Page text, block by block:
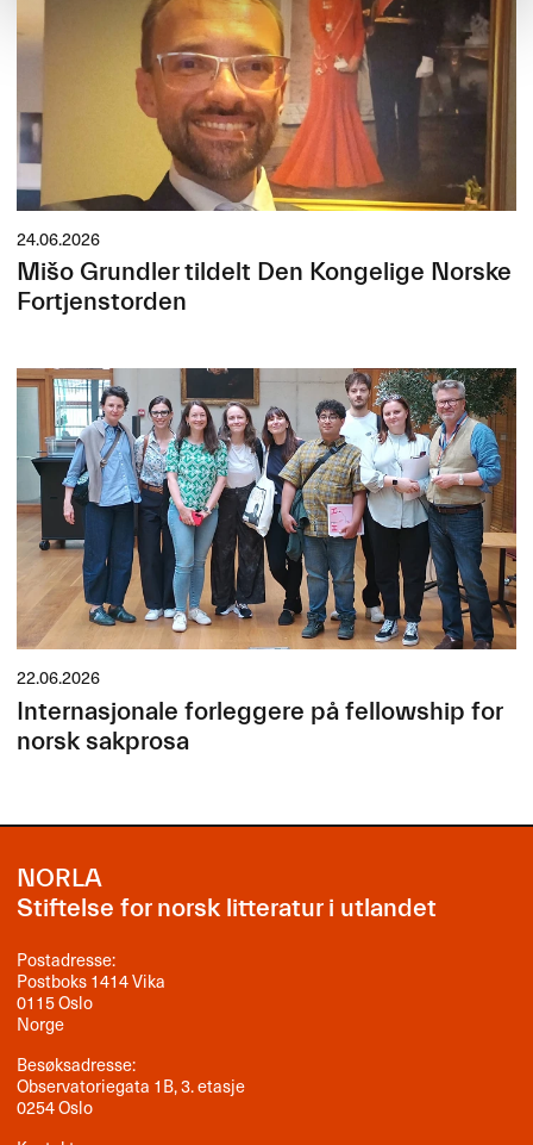
24.06.2026
Mišo Grundler tildelt Den Kongelige Norske
Fortjenstorden
22.06.2026
Internasjonale forleggere på fellowship for
norsk sakprosa
NORLA
Stiftelse for norsk litteratur i utlandet
Postadresse:
Postboks 1414 Vika
0115 Oslo
Norge
Besøksadresse:
Observatoriegata 1B, 3. etasje
0254 Oslo